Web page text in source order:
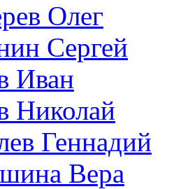
Олег
Сергей
Иван
Николай
Геннадий
Вера